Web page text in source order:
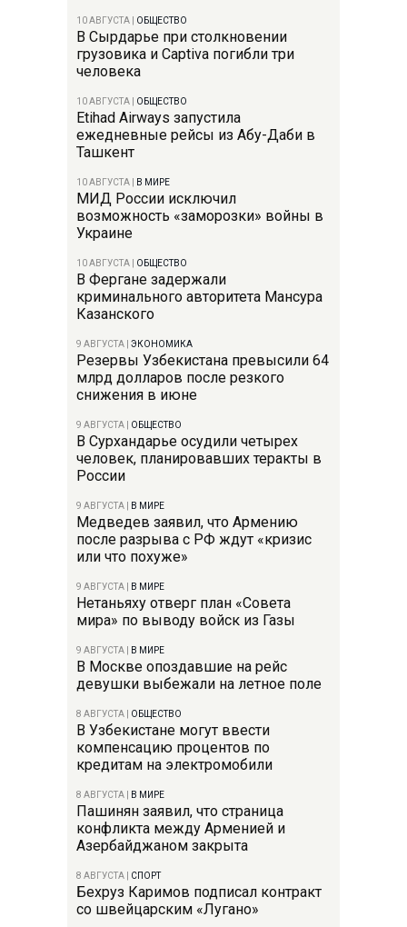
10 АВГУСТА ОБЩЕСТВО
В Сырдарье при столкновении
грузовика и Captiva погибли три
человека
10 АВГУСТА ОБЩЕСТВО
Etihad Airways запустила
ежедневные рейсы из Абу-Даби в
Ташкент
10 АВГУСТА В МИРЕ
МИД России исключил
возможность «заморозки» войны в
Украине
10 АВГУСТА ОБЩЕСТВО
В Фергане задержали
криминального авторитета Мансура
Казанского
9 АВГУСТА ЭКОНОМИКА
Резервы Узбекистана превысили 64
млрд долларов после резкого
снижения в июне
9 АВГУСТА ОБЩЕСТВО
В Сурхандарье осудили четырех
человек, планировавших теракты в
России
9 АВГУСТА В МИРЕ
Медведев заявил, что Армению
после разрыва с РФ ждут «кризис
или что похуже»
9 АВГУСТА В МИРЕ
Нетаньяху отверг план «Совета
мира» по выводу войск из Газы
9 АВГУСТА В МИРЕ
В Москве опоздавшие на рейс
девушки выбежали на летное поле
8 АВГУСТА ОБЩЕСТВО
В Узбекистане могут ввести
компенсацию процентов по
кредитам на электромобили
8 АВГУСТА В МИРЕ
Пашинян заявил, что страница
конфликта между Арменией и
Азербайджаном закрыта
8 АВГУСТА СПОРТ
Бехруз Каримов подписал контракт
со швейцарским «Лугано»